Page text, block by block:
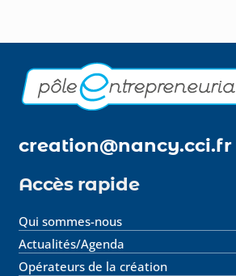
creation@nancy.cci.fr
Accès rapide
Qui sommes-nous
Actualités/Agenda
Opérateurs de la création